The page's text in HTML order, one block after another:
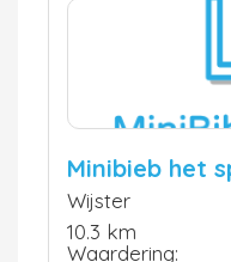
Minibieb het
Wijster
10.3 km
Waardering: